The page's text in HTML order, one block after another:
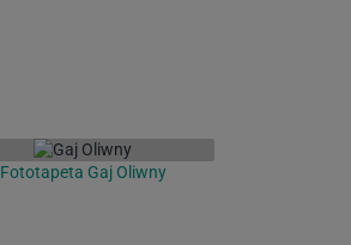
Fototapeta Gaj Oliwny